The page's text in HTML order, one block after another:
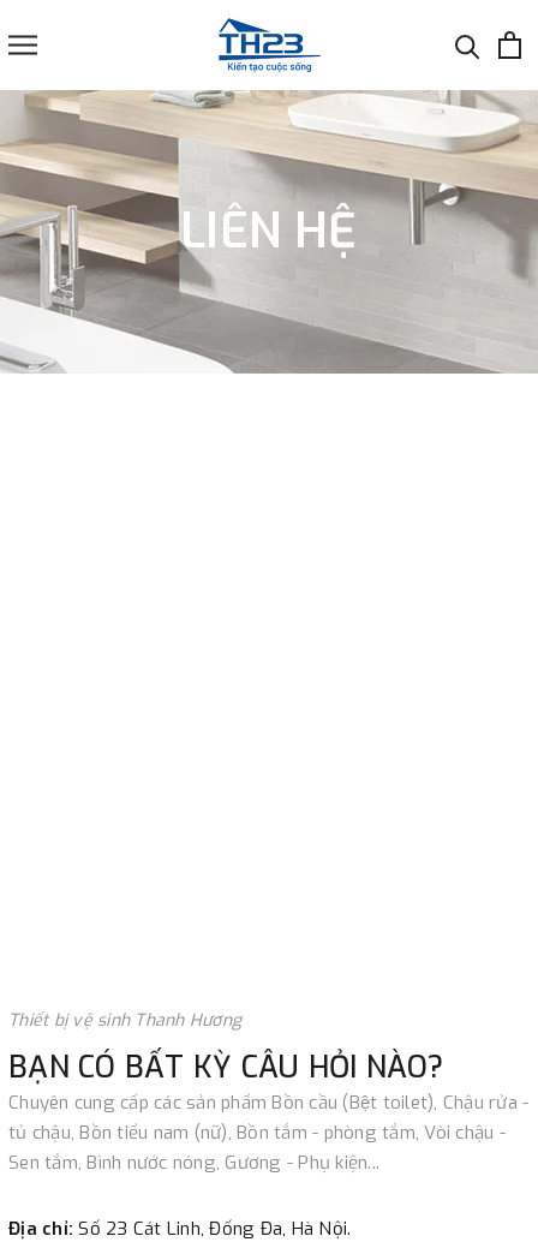
LIÊN HỆ
Thiết bị vệ sinh Thanh Hương
BẠN CÓ BẤT KỲ CÂU HỎI NÀO?
Chuyên cung cấp các sản phẩm Bồn cầu (Bệt toilet), Chậu rửa -
tủ chậu, Bồn tiểu nam (nữ), Bồn tắm - phòng tắm, Vòi chậu -
Sen tắm, Bình nước nóng, Gương - Phụ kiện...
Địa chỉ:Số 23 Cát Linh, Đống Đa, Hà Nội.